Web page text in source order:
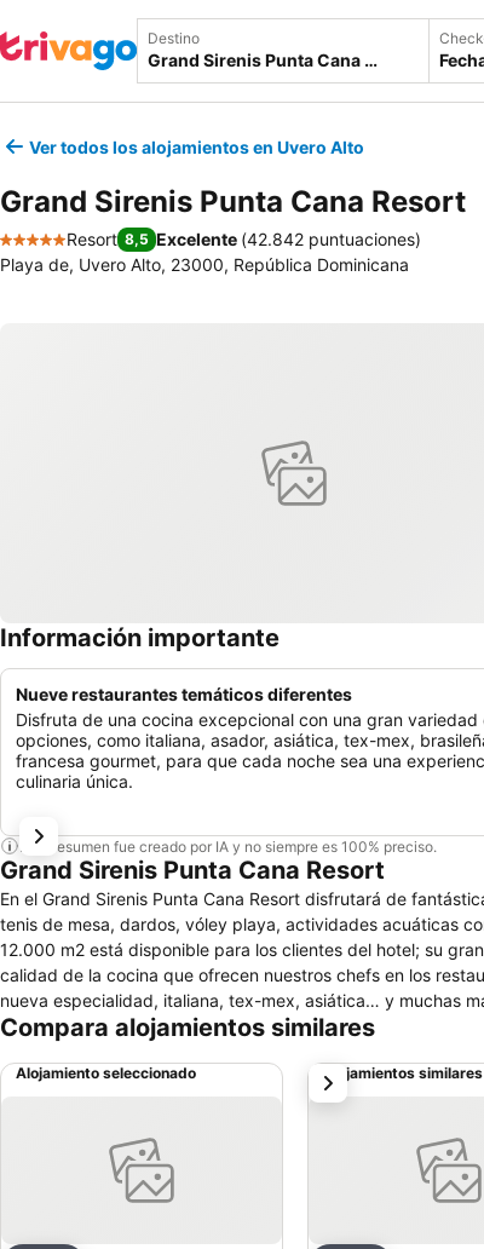
Destino
Ver todos los alojamientos en Uvero Alto
Grand Sirenis Punta Cana Resort
5 Estrellas
Resort 8,5 Excelente (42.842 puntuaciones)
Playa de, Uvero Alto, 23000, República Dominicana
Información importante
Nueve restaurantes temáticos diferentes
Disfruta de una cocina excepcional con una gran variedad
opciones, como italiana, asador, asiática, tex-mex,
francesa gourmet, para que cada noche sea una
culinaria única.
Este resumen fue creado por IA y no siempre es 100% preciso.
Grand Sirenis Punta Cana Resort
En el Grand Sirenis Punta Cana Resort disfrutará de
tenis de mesa, dardos, vóley playa, actividades acuáticas
12.000 m2 está disponible para los clientes del hotel; su
calidad de la cocina que ofrecen nuestros chefs en los
nueva especialidad, italiana, tex-mex, asiática… y muchas
de disfrutar de sus vacaciones… Podrá saborear su cóctel
mágico y excepcional le espera!
Compara alojamientos similares
Alojamiento seleccionado Alojamientos similares
siguiente